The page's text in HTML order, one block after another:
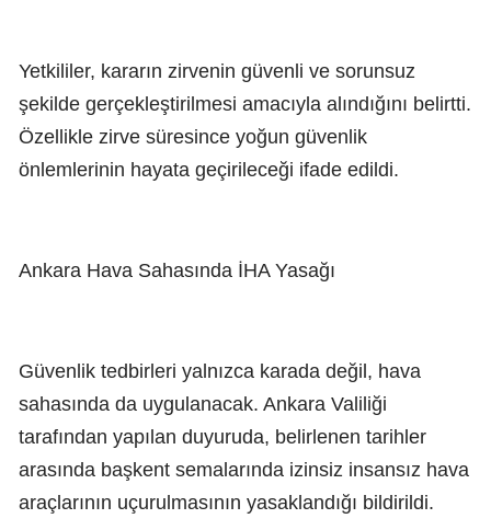
Yetkililer, kararın zirvenin güvenli ve sorunsuz
şekilde gerçekleştirilmesi amacıyla alındığını belirtti.
Özellikle zirve süresince yoğun güvenlik
önlemlerinin hayata geçirileceği ifade edildi.
Ankara Hava Sahasında İHA Yasağı
Güvenlik tedbirleri yalnızca karada değil, hava
sahasında da uygulanacak. Ankara Valiliği
tarafından yapılan duyuruda, belirlenen tarihler
arasında başkent semalarında izinsiz insansız hava
araçlarının uçurulmasının yasaklandığı bildirildi.